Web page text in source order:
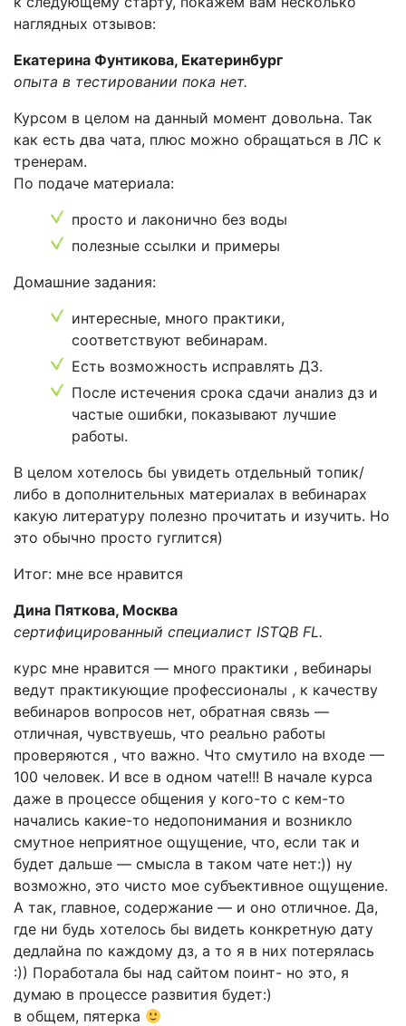
наглядных отзывов:
Екатерина Фунтикова, Екатеринбург
опыта в тестировании пока нет.
Курсом в целом на данный момент довольна. Так
как есть два чата, плюс можно обращаться в ЛС к
тренерам.
По подаче материала:
просто и лаконично без воды
полезные ссылки и примеры
Домашние задания:
интересные, много практики,
соответствуют вебинарам.
Есть возможность исправлять ДЗ.
После истечения срока сдачи анализ дз и
частые ошибки, показывают лучшие
работы.
В целом хотелось бы увидеть отдельный топик/
либо в дополнительных материалах в вебинарах
какую литературу полезно прочитать и изучить. Но
это обычно просто гуглится)
Итог: мне все нравится
Дина Пяткова, Москва
сертифицированный специалист ISTQB FL.
курс мне нравится — много практики , вебинары
ведут практикующие профессионалы , к качеству
вебинаров вопросов нет, обратная связь —
отличная, чувствуешь, что реально работы
проверяются , что важно. Что смутило на входе —
100 человек. И все в одном чате!!! В начале курса
даже в процессе общения у кого-то с кем-то
начались какие-то недопонимания и возникло
смутное неприятное ощущение, что, если так и
будет дальше — смысла в таком чате нет:)) ну
возможно, это чисто мое субъективное ощущение.
А так, главное, содержание — и оно отличное. Да,
где ни будь хотелось бы видеть конкретную дату
дедлайна по каждому дз, а то я в них потерялась
:)) Поработала бы над сайтом поинт- но это, я
думаю в процессе развития будет:)
в общем, пятерка